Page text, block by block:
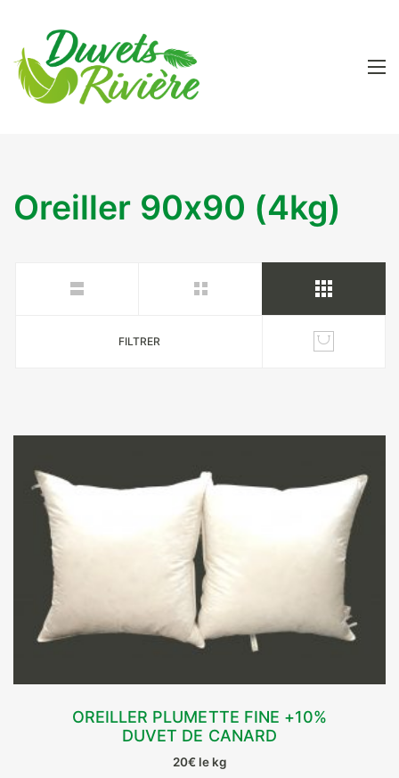
Oreiller 90x90 (4kg)
FILTRER
OREILLER PLUMETTE FINE +10%
DUVET DE CANARD
20€ le kg
CHOIX DES OPTIONS